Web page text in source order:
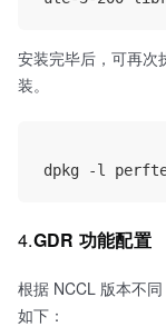
安装完毕后，可再次
装。
4.GDR 功能配置
根据 NCCL 版本不
如下：